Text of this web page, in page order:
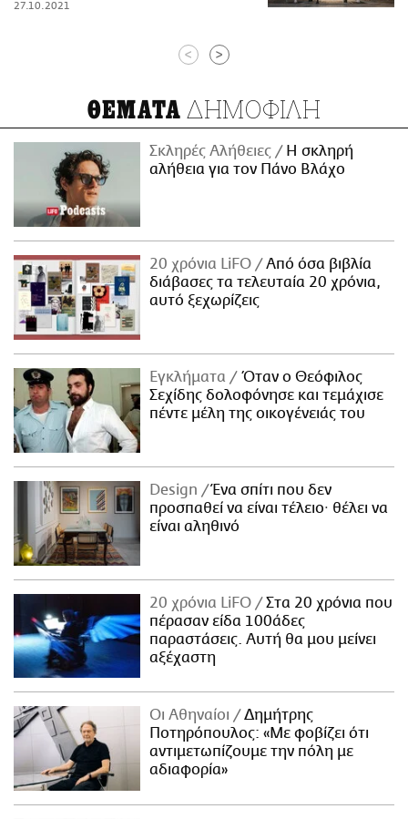
27.10.2021
< >
ΘΕΜΑΤΑ ΔΗΜΟΦΙΛΗ
Σκληρές Αλήθειες
H σκληρή
αλήθεια για τον Πάνο Βλάχο
20 χρόνια LiFO
Από όσα βιβλία
διάβασες τα τελευταία 20 χρόνια,
αυτό ξεχωρίζεις
Εγκλήματα
Όταν ο Θεόφιλος
Σεχίδης δολοφόνησε και τεμάχισε
πέντε μέλη της οικογένειάς του
Design
Ένα σπίτι που δεν
προσπαθεί να είναι τέλειο· θέλει να
είναι αληθινό
20 χρόνια LiFO
Στα 20 χρόνια που
πέρασαν είδα 100άδες
παραστάσεις. Αυτή θα μου μείνει
αξέχαστη
Οι Αθηναίοι
Δημήτρης
Ποτηρόπουλος: «Με φοβίζει ότι
αντιμετωπίζουμε την πόλη με
αδιαφορία»